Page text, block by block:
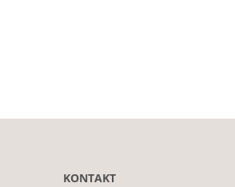
KONTAKT